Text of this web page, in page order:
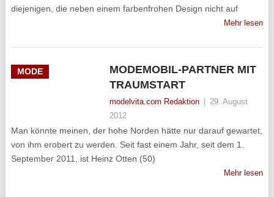
diejenigen, die neben einem farbenfrohen Design nicht auf
Mehr lesen
MODE
MODEMOBIL-PARTNER MIT
TRAUMSTART
modelvita.com Redaktion
29. August
2012
Man könnte meinen, der hohe Norden hätte nur darauf gewartet,
von ihm erobert zu werden. Seit fast einem Jahr, seit dem 1.
September 2011, ist Heinz Otten (50)
Mehr lesen